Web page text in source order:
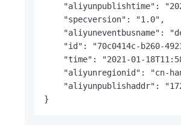
"aliyunpublishtime":
    "specversion": "1.0",
"aliyuneventbusname":
"id": "70c0414c-b260-
"time": "2021-01-
"aliyunregionid": "cn-
"aliyunpublishaddr":
}